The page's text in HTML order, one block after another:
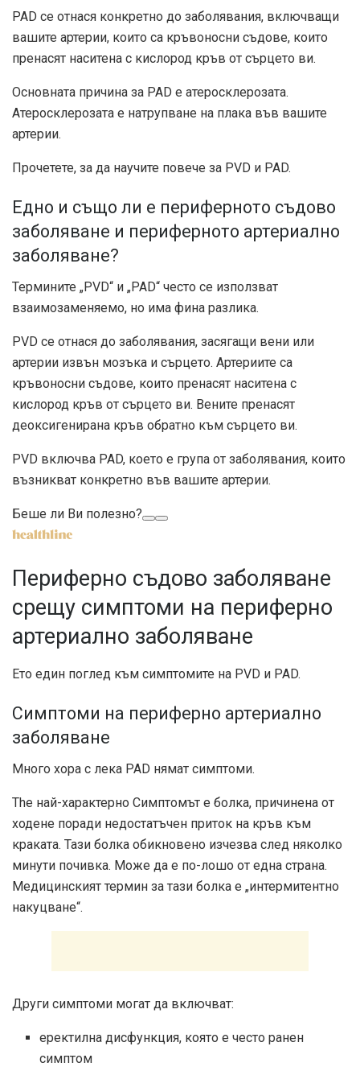
PAD се отнася конкретно до заболявания, включващи
вашите артерии, които са кръвоносни съдове, които
пренасят наситена с кислород кръв от сърцето ви.
Основната причина за PAD е атеросклерозата.
Атеросклерозата е натрупване на плака във вашите
артерии.
Прочетете, за да научите повече за PVD и PAD.
Едно и също ли е периферното съдово
заболяване и периферното артериално
заболяване?
Термините „PVD“ и „PAD“ често се използват
взаимозаменяемо, но има фина разлика.
PVD се отнася до заболявания, засягащи вени или
артерии извън мозъка и сърцето. Артериите са
кръвоносни съдове, които пренасят наситена с
кислород кръв от сърцето ви. Вените пренасят
деоксигенирана кръв обратно към сърцето ви.
PVD включва PAD, което е група от заболявания, които
възникват конкретно във вашите артерии.
Беше ли Ви полезно?
Периферно съдово заболяване
срещу симптоми на периферно
артериално заболяване
Ето един поглед към симптомите на PVD и PAD.
Симптоми на периферно артериално
заболяване
Много хора с лека PAD нямат симптоми.
The най-характерно Симптомът е болка, причинена от
ходене поради недостатъчен приток на кръв към
краката. Тази болка обикновено изчезва след няколко
минути почивка. Може да е по-лошо от една страна.
Медицинският термин за тази болка е „интермитентно
накуцване“.
Други симптоми могат да включват:
еректилна дисфункция, която ечесто ранен
симптом